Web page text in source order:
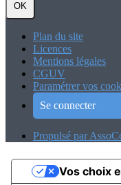
OK
Plan du site
Licences
Mentions légales
CGUV
Paramétrer vos
Se connecter
Propulsé par
Vos choix